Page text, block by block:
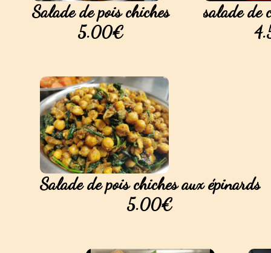
Salade de pois chiches
5.00€
salade de
Salade de pois chiches aux épinards
5.00€